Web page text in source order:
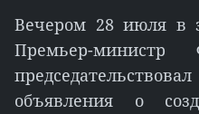
Вечером 28 июля в
Премьер-
объявления о